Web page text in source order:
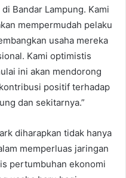
Bandar Lampung. Kami
mempermudah pelaku
usaha mereka
Kami optimistis
ini akan mendorong
positif terhadap
dan sekitarnya.”
diharapkan tidak hanya
memperluas jaringan
pertumbuhan ekonomi